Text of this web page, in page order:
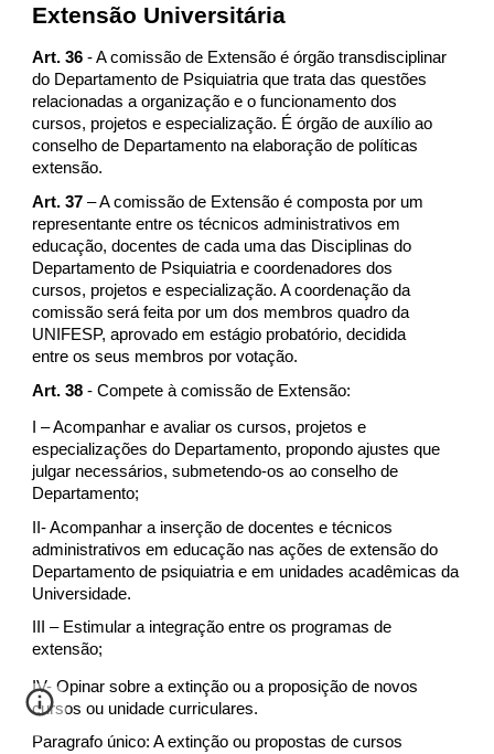
Extensão Universitária
Art. 36- A comissão de Extensão é órgão transdisciplinar
do Departamento de Psiquiatria que trata das questões
relacionadas a organização e o funcionamento dos
cursos, projetos e especialização. É órgão de auxílio ao
conselho de Departamento na elaboração de políticas
extensão.
Art. 37– A comissão de Extensão é composta por um
representante entre os técnicos administrativos em
educação, docentes de cada uma das Disciplinas do
Departamento de Psiquiatria e coordenadores dos
cursos, projetos e especialização. A coordenação da
comissão será feita por um dos membros quadro da
UNIFESP, aprovado em estágio probatório, decidida
entre os seus membros por votação.
Art. 38- Compete à comissão de Extensão:
I – Acompanhar e avaliar os cursos, projetos e
especializações do Departamento, propondo ajustes que
julgar necessários, submetendo-os ao conselho de
Departamento;
II- Acompanhar a inserção de docentes e técnicos
administrativos em educação nas ações de extensão do
Departamento de psiquiatria e em unidades acadêmicas da
Universidade.
III – Estimular a integração entre os programas de
extensão;
IV- Opinar sobre a extinção ou a proposição de novos
cursos ou unidade curriculares.
Paragrafo único: A extinção ou propostas de cursos